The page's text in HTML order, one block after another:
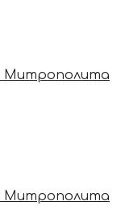
Митрополита
Митрополита